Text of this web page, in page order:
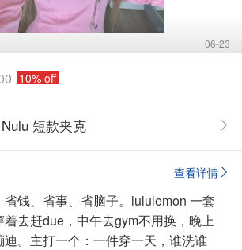
06-23
10% off
短款夹克
查看详情
省钱、省事、省脑子。lululemon 一套
去赶due，中午去gym不用换，晚上
迪。主打一个：一件穿一天，谁洗谁